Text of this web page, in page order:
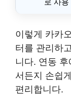
로 사용
이렇게 카카
터를 관리하
니다. 연동
서든지 손쉽
편리합니다.